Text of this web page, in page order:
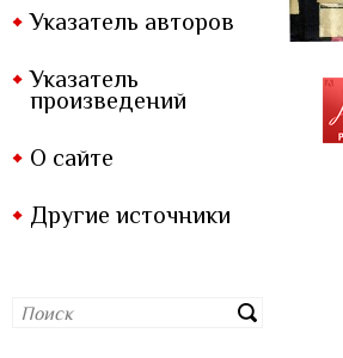
Указатель авторов
Указатель
произведений
О сайте
Другие источники